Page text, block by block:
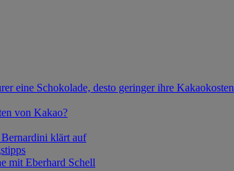
eine Schokolade, desto geringer ihre Kakaokosten
von Kakao?
klärt auf
mit Eberhard Schell